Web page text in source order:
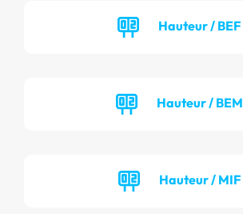
Hauteur / BEF
Hauteur / BEM
Hauteur / MIF